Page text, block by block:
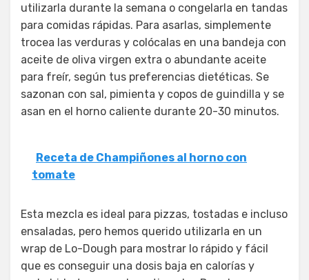
utilizarla durante la semana o congelarla en tandas
para comidas rápidas. Para asarlas, simplemente
trocea las verduras y colócalas en una bandeja con
aceite de oliva virgen extra o abundante aceite
para freír, según tus preferencias dietéticas. Se
sazonan con sal, pimienta y copos de guindilla y se
asan en el horno caliente durante 20-30 minutos.
Receta de Champiñones al horno con
tomate
Esta mezcla es ideal para pizzas, tostadas e incluso
ensaladas, pero hemos querido utilizarla en un
wrap de Lo-Dough para mostrar lo rápido y fácil
que es conseguir una dosis baja en calorías y